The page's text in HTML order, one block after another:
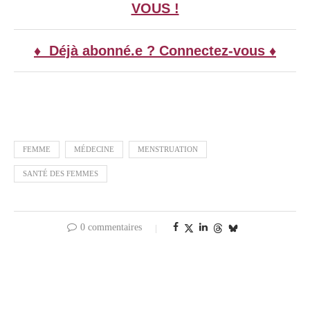
VOUS !
♦ Déjà abonné.e ? Connectez-vous ♦
FEMME MÉDECINE MENSTRUATION
SANTÉ DES FEMMES
0 commentaires